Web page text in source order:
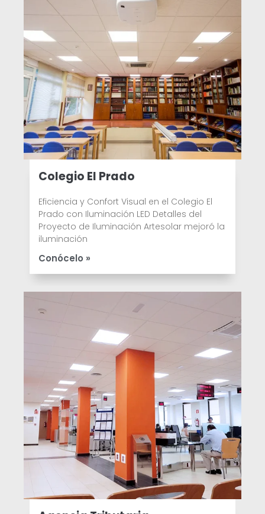
Colegio El Prado
Eficiencia y Confort Visual en el Colegio El
Prado con Iluminación LED Detalles del
Proyecto de Iluminación Artesolar mejoró la
iluminación
Conócelo »